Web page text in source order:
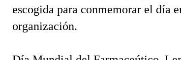
escogida para conmemorar el día
organización.